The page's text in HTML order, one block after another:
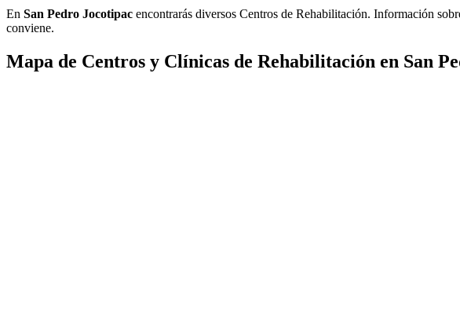
En San Pedro Jocotipac encontrarás diversos Centros de Rehabilitación. Información
conviene.
Mapa de Centros y Clínicas de Rehabilitación en San